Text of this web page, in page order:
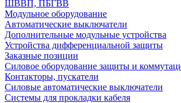
ШВВП, ПБГВВ
Модульное оборудование
Автоматические выключатели
Дополнительные модульные устройства
Устройства дифференциальной защиты
Заказные позиции
Силовое оборудование защиты и
Контакторы, пускатели
Силовые автоматические выключатели
Системы для прокладки кабеля